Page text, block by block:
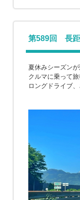
第589回 長距
夏休みシーズン
クルマに乗って
ロングドライブ